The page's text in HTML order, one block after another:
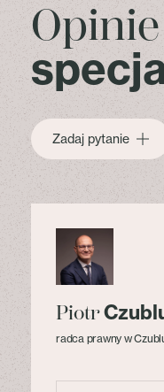
Opinie
Zadaj pytanie
Piotr
radca prawny w